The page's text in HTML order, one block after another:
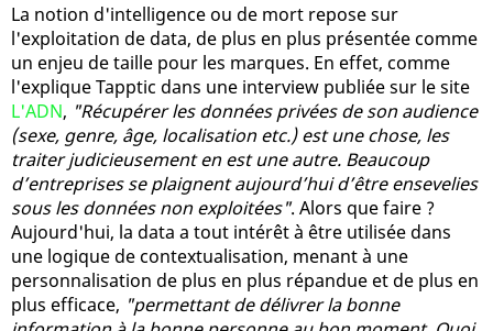
La notion d'intelligence ou de mort repose sur
l'exploitation de data, de plus en plus présentée comme
un enjeu de taille pour les marques. En effet, comme
l'explique Tapptic dans une interview publiée sur le site
L'ADN, "Récupérer les données privées de son audience
(sexe, genre, âge, localisation etc.) est une chose, les
traiter judicieusement en est une autre. Beaucoup
d’entreprises se plaignent aujourd’hui d’être ensevelies
sous les données non exploitées". Alors que faire ?
Aujourd'hui, la data a tout intérêt à être utilisée dans
une logique de contextualisation, menant à une
personnalisation de plus en plus répandue et de plus en
plus efficace, "permettant de délivrer la bonne